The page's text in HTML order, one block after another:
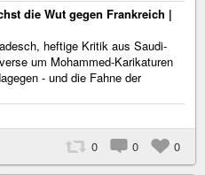
die Wut gegen Frankreich |
heftige Kritik aus Saudi-
um Mohammed-Karikaturen
- und die Fahne der
0 0 0